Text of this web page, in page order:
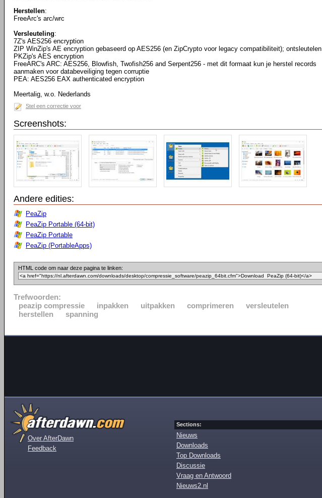
Herstellen:
FreeArc's arc/wrc
Versleuteling:
7Z's AES256 encryption
ZIP WinZip's AE encryption gebaseerd op AES256 (en ZipCrypto voor legacy compatibiliteit); ontsleutelen
PKZip's AES encryption
FreeARC's ARC: AES256, Blowfish, Twofish256 and Serpent256 - met dit formaat kun je herstel records
aanmaken voor databeveiliging tegen corruptie
PEA: AES256 EAX authenticated encryption
Meertalig, w.o. Nederlands
Stel een correctie voor
Screenshots:
Andere edities:
PeaZip
PeaZip Portable (64-bit)
PeaZip Portable
PeaZip (PortableApps)
HTML code om naar deze pagina te linken:
Trefwoorden:
peazip compressie
inpakken uitpakken comprimeren
versleutelen
herstellen
spanning
Over AfterDawn
Feedback
Sections:
Nieuws
Downloads
Top Downloads
Discussie
Vraag en Antwoord
Nieuws2.nl